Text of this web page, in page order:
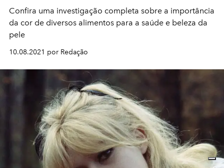
Confira uma investigação completa sobre a importância
da cor de diversos alimentos para a saúde e beleza da
pele
10.08.2021 por Redação